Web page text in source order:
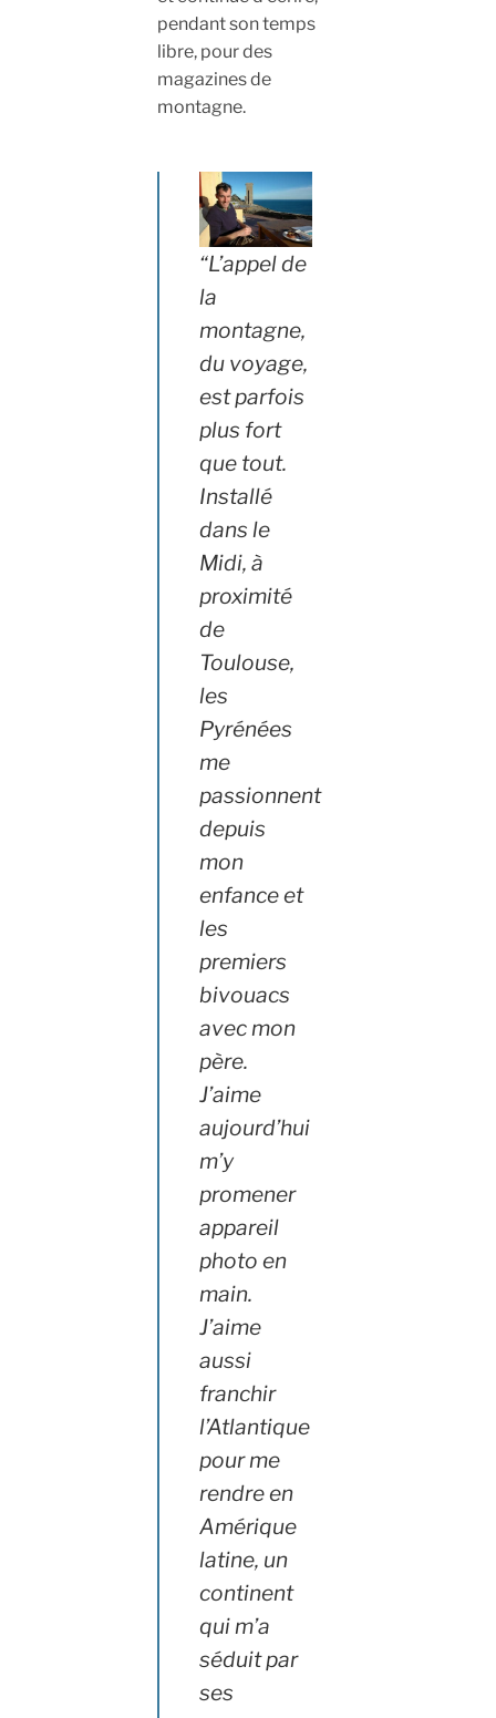
pendant son temps
libre, pour des
magazines de
montagne.
“L’appel de
la
montagne,
du voyage,
est parfois
plus fort
que tout.
Installé
dans le
Midi, à
proximité
de
Toulouse,
les
Pyrénées
me
passionnent
depuis
mon
enfance et
les
premiers
bivouacs
avec mon
père.
J’aime
aujourd’hui
m’y
promener
appareil
photo en
main.
J’aime
aussi
franchir
l’Atlantique
pour me
rendre en
Amérique
latine, un
continent
qui m’a
séduit par
ses